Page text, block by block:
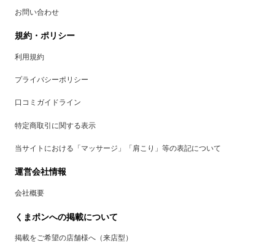
お問い合わせ
規約・ポリシー
利用規約
プライバシーポリシー
口コミガイドライン
特定商取引に関する表示
当サイトにおける「マッサージ」「肩こり」等の表記について
運営会社情報
会社概要
くまポンへの掲載について
掲載をご希望の店舗様へ（来店型）